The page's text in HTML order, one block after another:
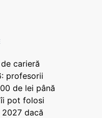
carieră
profesorii
de lei până
pot folosi
dacă